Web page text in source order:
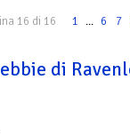
16 di 16 1 ... 6 7
di